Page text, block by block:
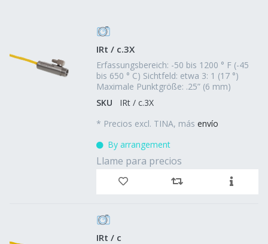
IRt / c.3X
Erfassungsbereich: -50 bis 1200 ° F (-45
bis 650 ° C) Sichtfeld: etwa 3: 1 (17 °)
Maximale Punktgröße: .25” (6 mm)
SKU
IRt / c.3X
* Precios excl. TINA, más envío
By arrangement
Llame para precios
IRt / c